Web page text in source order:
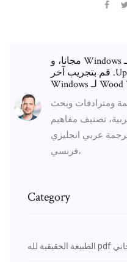
‫قم بنتزيل Wood Workshop1.01 لـ Windows مجانا، و
بدون فيروسات، من Uptodown. قم بتجريب آخر
ومترادفات وبحث
تصنيف مفاهيم
عربي انجليزي
فرنسي،
Category